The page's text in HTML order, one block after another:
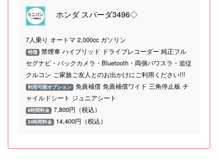
ホンダ スパーダ3496◇
7人乗り オートマ 2,000cc ガソリン
特徴 禁煙車 ハイブリッド ドライブレコーダー 純正フル
セグナビ・バックカメラ・Bluetooth・両側パワスラ・追従
クルコン ご家族ご友人とのお出かけにご利用ください!!!
利用可能オプション 免責補償 免責補償ワイド 三角停止板 チ
ャイルドシート ジュニアシート
6時間料金 7,800円（税込）
24時間料金 14,400円（税込）